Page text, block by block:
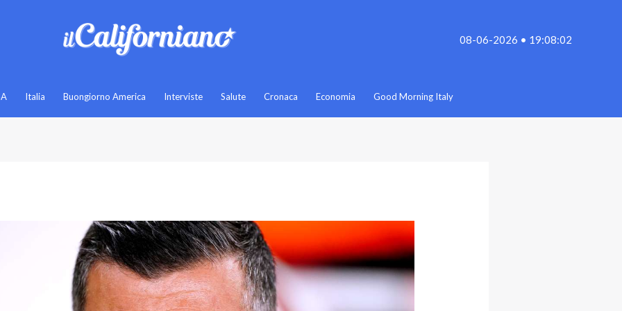
08-06-2026 • 19:08:02
Italia Buongiorno America Interviste Salute Cronaca Economia Good Morning Italy